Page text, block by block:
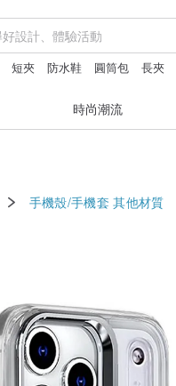
短夾 防水鞋 圓筒包 長夾
時尚潮流
手機殼/手機套 其他材質